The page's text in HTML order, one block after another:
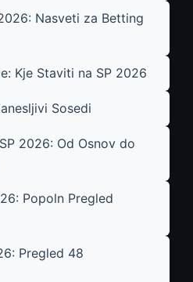
Nasveti za Betting
Kje Staviti na SP 2026
Sosedi
2026: Od Osnov do
Popoln Pregled
Pregled 48